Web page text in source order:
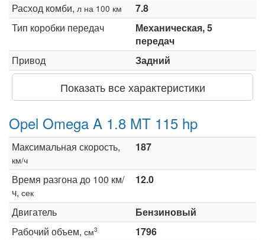
Расход комби, л на 100 км
7.8
Тип коробки передач
Механическая, 5
передач
Привод
Задний
Показать все характеристики
Opel Omega A 1.8 MT 115 hp
Максимальная скорость,
км/ч
187
Время разгона до 100 км/
ч, сек
12.0
Двигатель
Бензиновый
Рабочий объем, см3
1796